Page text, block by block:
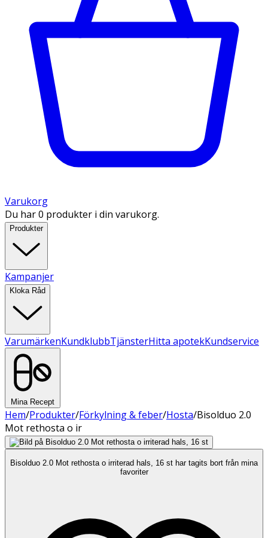
Varukorg
Du har 0 produkter i din varukorg.
Produkter
Kampanjer
Kloka Råd
VarumärkenKundklubbTjänsterHitta apotekKundservice
Mina Recept
Hem/Produkter/Förkylning & feber/Hosta/Bisolduo 2.0
Mot rethosta o ir
Bisolduo 2.0 Mot rethosta o irriterad hals, 16 st har tagits bort från mina
favoriter